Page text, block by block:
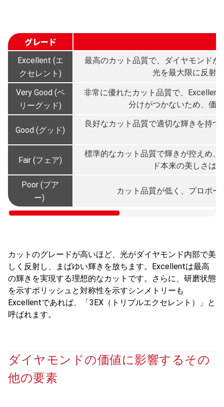
グレード
Excellent (エ
クセレント)
最高のカット品質で、ダイヤモンド
光を最大限に反射
Very Good (ベ
リーグッド)
非常に優れたカット品質で、
分けがつかないため、価
Good (グッド)
良好なカット品質で適切な輝きを持
Fair (フェア)
標準的なカット品質で輝きが控えめ
ド本来の美しさは
Poor (プア
ー)
カット品質が低く、プロポ
カットのグレードが高いほど、光がダイヤモンド内部で美
しく反射し、まばゆい輝きを放ちます。Excellentは最高
の輝きを実現する理想的なカットです。さらに、研磨状態
を示すポリッシュと対称性を示すシンメトリーも
Excellentであれば、「3EX（トリプルエクセレント）」と
呼ばれます。
ダイヤモンドの価値に影響するその
他の要素